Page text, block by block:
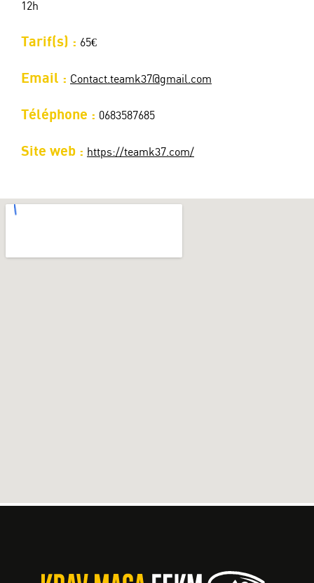
12h
Tarif(s) : 65€
Email : Contact.teamk37@gmail.com
Téléphone : 0683587685
Site web : https://teamk37.com/